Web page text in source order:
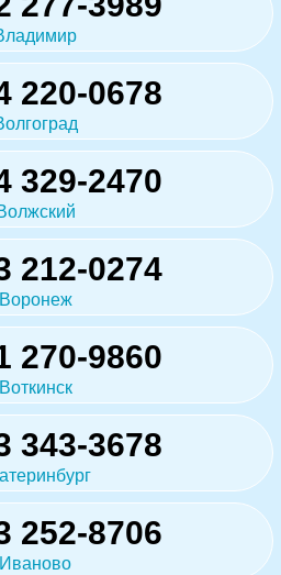
220-0678
329-2470
212-0274
Воронеж
270-9860
Воткинск
343-3678
252-8706
Иваново